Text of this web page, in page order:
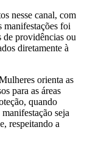
nesse canal, com
manifestações foi
de providências ou
diretamente à
orienta as
para as áreas
quando
seja
respeitando a